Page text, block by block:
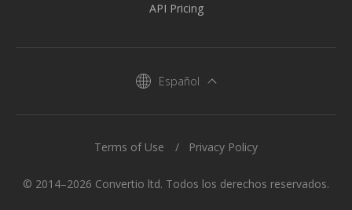
API Pricing
Español
© 2014–2026 Convertio ltd. Todos los derechos reservados.
Terms of Use Privacy Policy